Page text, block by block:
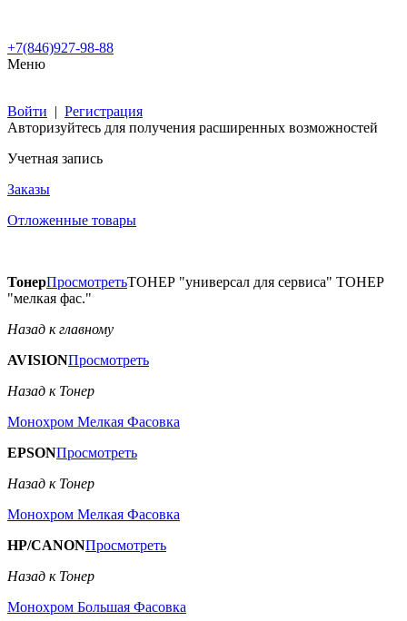
+7(846)927-98-88
Меню
Войти | Регистрация
Авторизуйтесь для получения расширенных возможностей
Учетная запись
Заказы
Отложенные товары
ТонерПросмотретьТОНЕР "универсал для сервиса" ТОНЕР
"мелкая фас."
Назад к главному
AVISIONПросмотреть
Назад к Тонер
Монохром Мелкая Фасовка
EPSONПросмотреть
Назад к Тонер
Монохром Мелкая Фасовка
HP/CANONПросмотреть
Назад к Тонер
Монохром Большая Фасовка